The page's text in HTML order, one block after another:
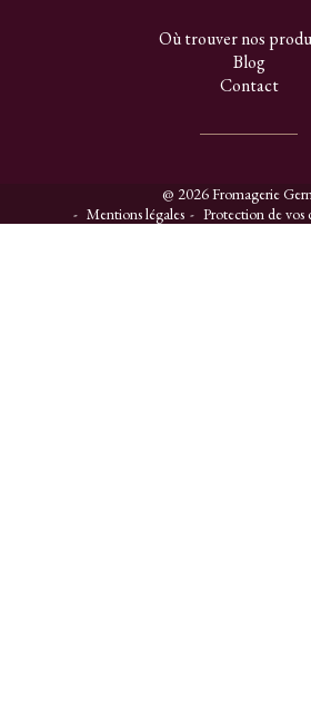
Où trouver nos
Blog
Contact
@ 2026 Fromagerie
Mentions légales
Protection de vos